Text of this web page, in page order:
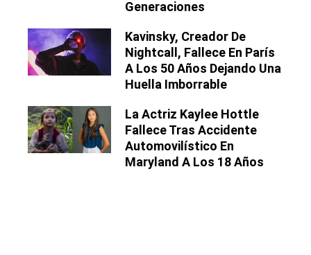
Generaciones
Kavinsky, Creador De
Nightcall, Fallece En París
A Los 50 Años Dejando Una
Huella Imborrable
La Actriz Kaylee Hottle
Fallece Tras Accidente
Automovilístico En
Maryland A Los 18 Años